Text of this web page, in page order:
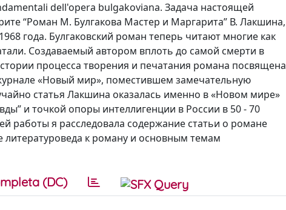
dell'opera bulgakoviana. Задача настоящей
“Роман М. Булгакова Мастер и Маргарита” В. Лакшина,
года. Булгаковский роман теперь читают многие как
Создаваемый автором вплоть до самой смерти в
процесса творения и печатания романа посвящена
«Новый мир», поместившем замечательную
статья Лакшина оказалась именно в «Новом мире»
и точкой опоры интеллигенции в России в 50 - 70
работы я расследовала содержание статьи о романе
литературоведа к роману и основным темам
(DC)